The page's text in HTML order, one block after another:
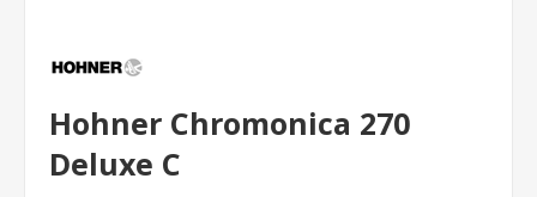
Hohner Chromonica 270
Deluxe C